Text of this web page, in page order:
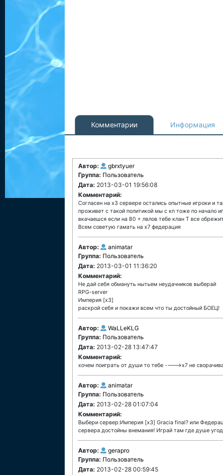
Комментарии Информация
Автор:
gbrxtyuer
Группа: Пользователь
Дата: 2013-03-01 19:56:08
Комментарий:
Согласен на х3 сервере остались опытные игроки и
проживет с такой политикой мы с кп тоже по начало
вкачаешся если на 80 + лвлов тебе клан Т все
Всем советую гамать на х7 федерация
Автор:
animatar
Группа: Пользователь
Дата: 2013-03-01 11:36:20
Комментарий:
Не дай себя обмануть нытьем неудачников выберай
RPG-server
Империя [x3]
раскрой себя и покажи всем что ты достойный БОЕЦ!
Автор:
WaLLeKLG
Группа: Пользователь
Дата: 2013-02-28 13:47:47
Комментарий:
хочем поиграть от души то тебе ---->x7 не
Автор:
animatar
Группа: Пользователь
Дата: 2013-02-28 01:07:04
Комментарий:
Выбери сервер:Империя [x3] Gracia final? или
сервера достойны внемания! Играй там где душе
Автор:
gerapro
Группа: Пользователь
Дата: 2013-02-28 00:59:45